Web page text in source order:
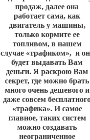
продаж, далее она
работает сама, как
двигатель у машины,
только кормите ее
топливом, в нашем
случае «трафиком», и
будет выдавать Вам
деньги. Я раскрою Вам
секрет, где можно брать
много очень дешевого и
даже совсем
«трафика». И самое
главное, таких систем
можно создавать
неограниченное